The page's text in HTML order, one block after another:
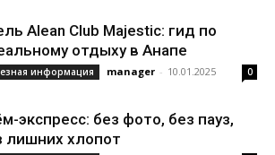
Alean Club Majestic: гид по
отдыху в Анапе
информация manager - 10.01.2025 0
экспресс: без фото, без пауз,
лишних хлопот